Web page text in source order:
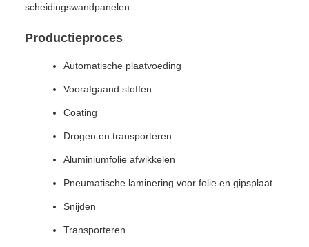
scheidingswandpanelen.
Productieproces
Automatische plaatvoeding
Voorafgaand stoffen
Coating
Drogen en transporteren
Aluminiumfolie afwikkelen
Pneumatische laminering voor folie en gipsplaat
Snijden
Transporteren